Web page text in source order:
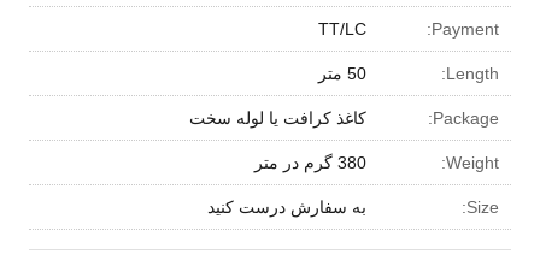
Payment:
TT/LC
Length: 50 متر
Package: کاغذ کرافت یا لوله سخت
Weight: 380 گرم در متر
Size: به سفارش درست کنید